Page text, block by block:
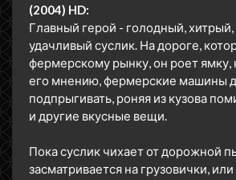
(2004) HD:
Главный герой - голодный,
удачливый суслик. На дороге,
фермерскому рынку, он роет ямку,
его мнению, фермерские машины
подпрыгивать, роняя из кузова
и другие вкусные вещи.
Пока суслик чихает от дорожной
засматривается на грузовички,